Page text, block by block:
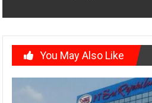
You May Also Like